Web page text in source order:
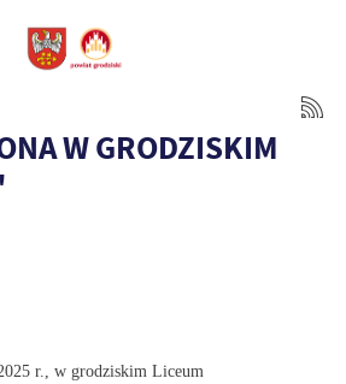
W GRODZISKIM
r., w grodziskim Liceum